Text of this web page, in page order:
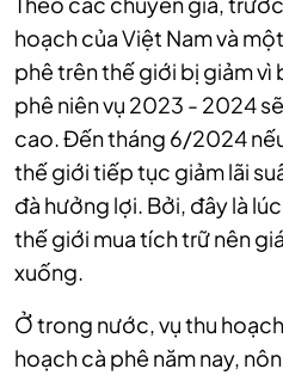
hoạch của Việt Nam và
phê trên thế giới bị giảm vì
phê niên vụ 2023 - 2024
cao. Đến tháng 6/2024
thế giới tiếp tục giảm lãi
đà hưởng lợi. Bởi, đây là
thế giới mua tích trữ nên
xuống.
Ở trong nước, vụ thu
hoạch cà phê năm nay,